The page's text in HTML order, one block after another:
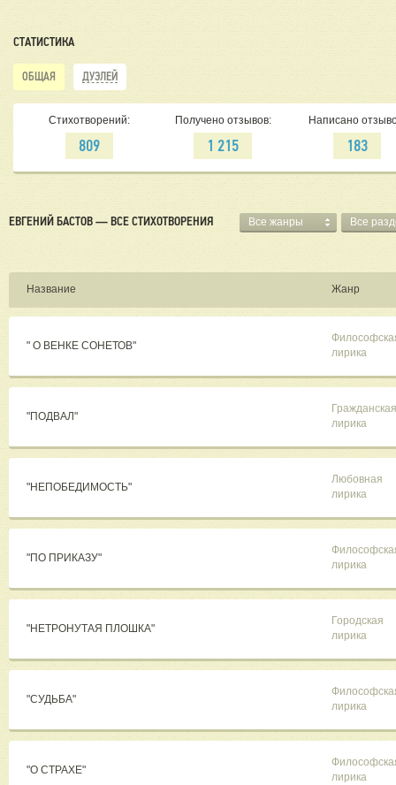
СТАТИСТИКА
ОБЩАЯ ДУЭЛЕЙ
Стихотворений:
809
Получено отзывов:
1 215
Написано
183
ЕВГЕНИЙ БАСТОВ — ВСЕ СТИХОТВОРЕНИЯ Все жанры Все
Название Жанр
" О ВЕНКЕ СОНЕТОВ"
лирика
"ПОДВАЛ"
Гражданская
лирика
"НЕПОБЕДИМОСТЬ"
Любовная
лирика
"ПО ПРИКАЗУ"
лирика
"НЕТРОНУТАЯ ПЛОШКА"
Городская
лирика
"СУДЬБА"
лирика
"О СТРАХЕ"
лирика